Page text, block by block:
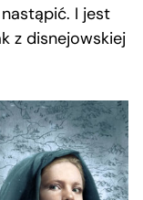
I jest
z disnejowskiej